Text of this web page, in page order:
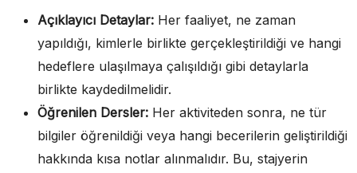
Açıklayıcı Detaylar: Her faaliyet, ne zaman
yapıldığı, kimlerle birlikte gerçekleştirildiği ve hangi
hedeflere ulaşılmaya çalışıldığı gibi detaylarla
birlikte kaydedilmelidir.
Öğrenilen Dersler: Her aktiviteden sonra, ne tür
bilgiler öğrenildiği veya hangi becerilerin geliştirildiği
hakkında kısa notlar alınmalıdır. Bu, stajyerin